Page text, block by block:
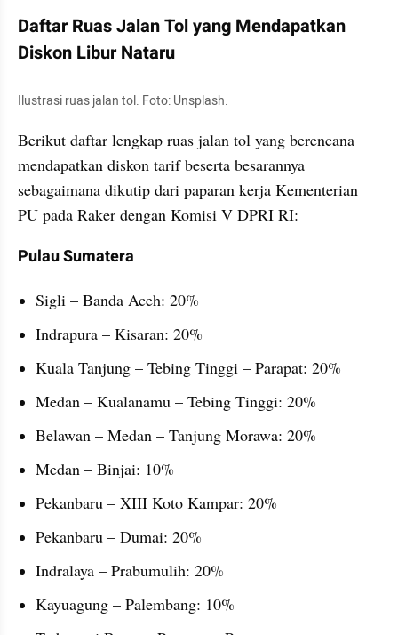
Daftar Ruas Jalan Tol yang Mendapatkan
Diskon Libur Nataru
Ilustrasi ruas jalan tol. Foto: Unsplash.
Berikut daftar lengkap ruas jalan tol yang berencana
mendapatkan diskon tarif beserta besarannya
sebagaimana dikutip dari paparan kerja Kementerian
PU pada Raker dengan Komisi V DPRI RI:
Pulau Sumatera
Sigli – Banda Aceh: 20%
Indrapura – Kisaran: 20%
Kuala Tanjung – Tebing Tinggi – Parapat: 20%
Medan – Kualanamu – Tebing Tinggi: 20%
Belawan – Medan – Tanjung Morawa: 20%
Medan – Binjai: 10%
Pekanbaru – XIII Koto Kampar: 20%
Pekanbaru – Dumai: 20%
Indralaya – Prabumulih: 20%
Kayuagung – Palembang: 10%